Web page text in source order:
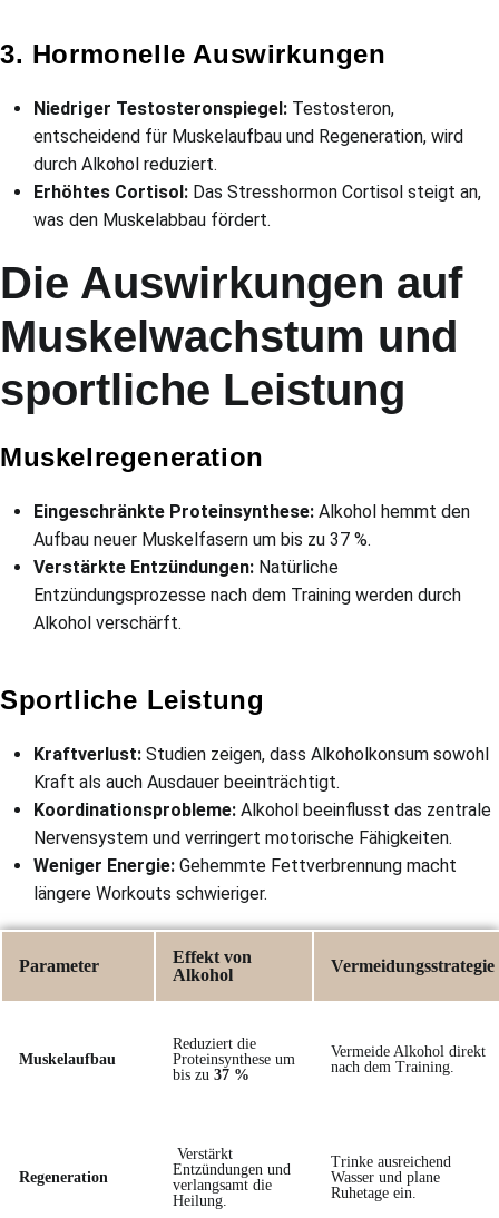
3. Hormonelle Auswirkungen
Niedriger Testosteronspiegel: Testosteron,
entscheidend für Muskelaufbau und Regeneration, wird
durch Alkohol reduziert.
Erhöhtes Cortisol: Das Stresshormon Cortisol steigt an,
was den Muskelabbau fördert.
Die Auswirkungen auf
Muskelwachstum und
sportliche Leistung
Muskelregeneration
Eingeschränkte Proteinsynthese: Alkohol hemmt den
Aufbau neuer Muskelfasern um bis zu 37 %.
Verstärkte Entzündungen: Natürliche
Entzündungsprozesse nach dem Training werden durch
Alkohol verschärft.
Sportliche Leistung
Kraftverlust: Studien zeigen, dass Alkoholkonsum sowohl
Kraft als auch Ausdauer beeinträchtigt.
Koordinationsprobleme: Alkohol beeinflusst das zentrale
Nervensystem und verringert motorische Fähigkeiten.
Weniger Energie: Gehemmte Fettverbrennung macht
längere Workouts schwieriger.
Parameter
Effekt von
Alkohol
Vermeidungsstrategie
Muskelaufbau
Reduziert die
Proteinsynthese um
bis zu 37 %
Vermeide Alkohol direkt
nach dem Training.
Regeneration
Verstärkt
Entzündungen und
verlangsamt die
Heilung.
Trinke ausreichend
Wasser und plane
Ruhetage ein.